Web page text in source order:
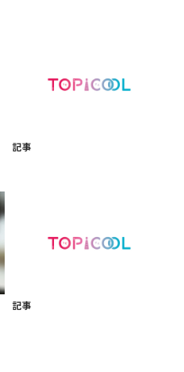
記事
記事